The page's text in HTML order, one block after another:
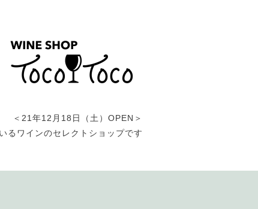
＜21年12月18日（土）OPEN＞
るワインのセレクトショップです